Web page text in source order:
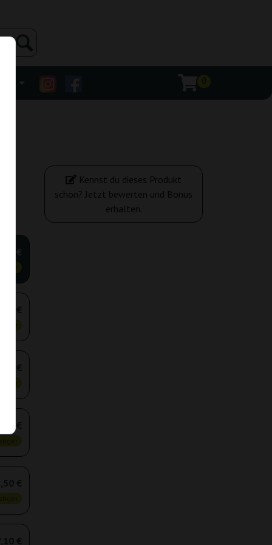
3,60 €
€
€
€
€
€
Kennst du dieses Produkt
schon? Jetzt bewerten und Bonus
erhalten.